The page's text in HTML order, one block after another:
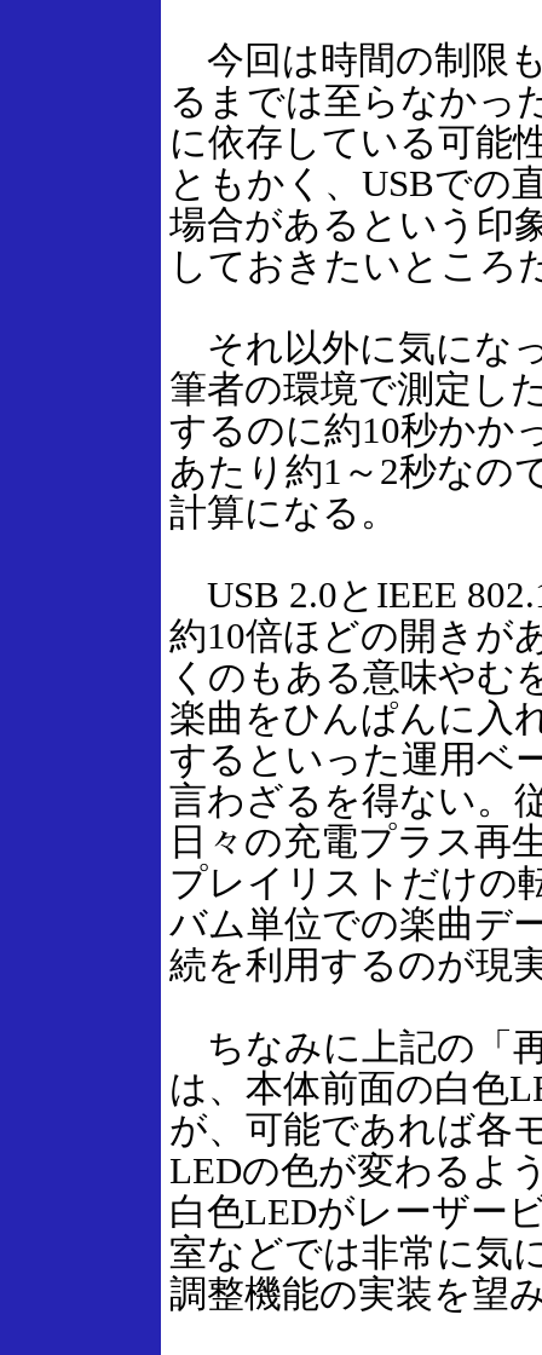
今回は時間の制限
るまでは至らなかっ
に依存している可能
ともかく、USBでの
場合があるという印
しておきたいところ
それ以外に気にな
筆者の環境で測定し
するのに約10秒かか
あたり約1～2秒なの
計算になる。
USB 2.0とIEEE
約10倍ほどの開きが
くのもある意味やむ
楽曲をひんぱんに入
するといった運用ベ
言わざるを得ない。
日々の充電プラス再
プレイリストだけの
バム単位での楽曲デ
続を利用するのが現
ちなみに上記の「
は、本体前面の白色
が、可能であれば各
LEDの色が変わるよ
白色LEDがレーザー
室などでは非常に気
調整機能の実装を望